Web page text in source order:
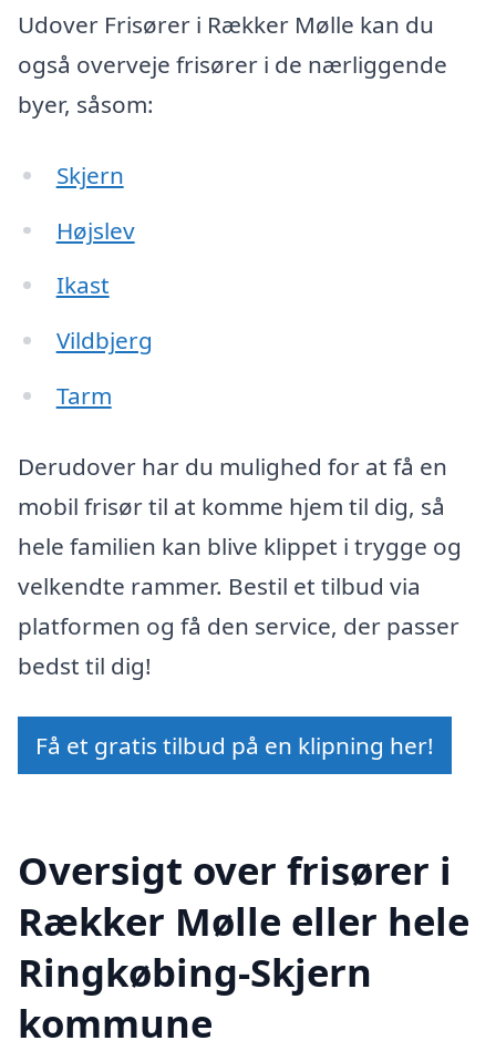
Udover Frisører i Rækker Mølle kan du
også overveje frisører i de nærliggende
byer, såsom:
Skjern
Højslev
Ikast
Vildbjerg
Tarm
Derudover har du mulighed for at få en
mobil frisør til at komme hjem til dig, så
hele familien kan blive klippet i trygge og
velkendte rammer. Bestil et tilbud via
platformen og få den service, der passer
bedst til dig!
Få et gratis tilbud på en klipning her!
Oversigt over frisører i
Rækker Mølle eller hele
Ringkøbing-Skjern
kommune